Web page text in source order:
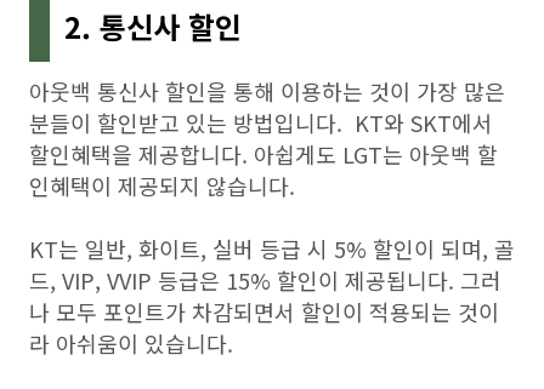
2. 통신사 할인
아웃백 통신사 할인을 통해 이용하는 것이 가장 많은
분들이 할인받고 있는 방법입니다. KT와 SKT에서
할인혜택을 제공합니다. 아쉽게도 LGT는 아웃백 할
인혜택이 제공되지 않습니다.
KT는 일반, 화이트, 실버 등급 시 5% 할인이 되며, 골
드, VIP, VVIP 등급은 15% 할인이 제공됩니다. 그러
나 모두 포인트가 차감되면서 할인이 적용되는 것이
라 아쉬움이 있습니다.